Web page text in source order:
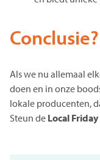
Conclusie?
Als we nu allemaal
doen en in onze
lokale producenten,
Steun de Local Friday